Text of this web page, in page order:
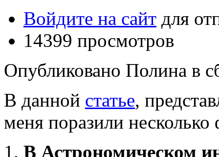
Войдите на сайт для
14399 просмотров
Опубликовано Полина в
В данной статье,
меня поразили несколько
1. В Астрономическом